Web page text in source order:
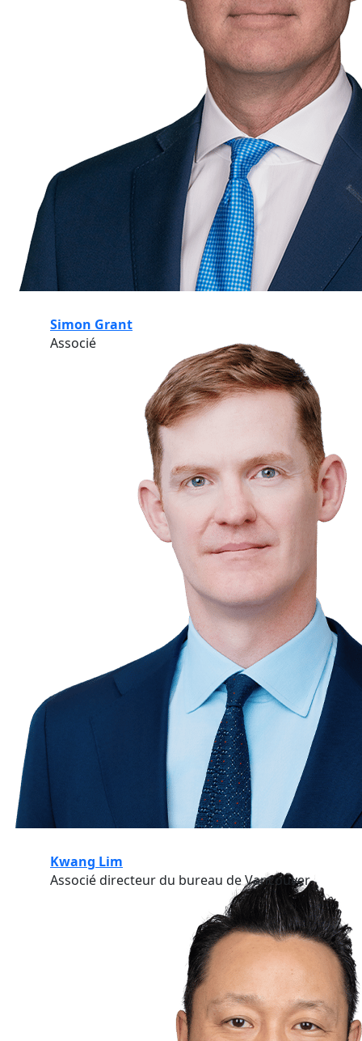
Simon Grant
Associé
Kwang Lim
Associé directeur du bureau de Vancouver